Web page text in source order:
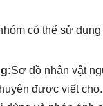
có thể sử
Sơ đồ nhân vật
được viết